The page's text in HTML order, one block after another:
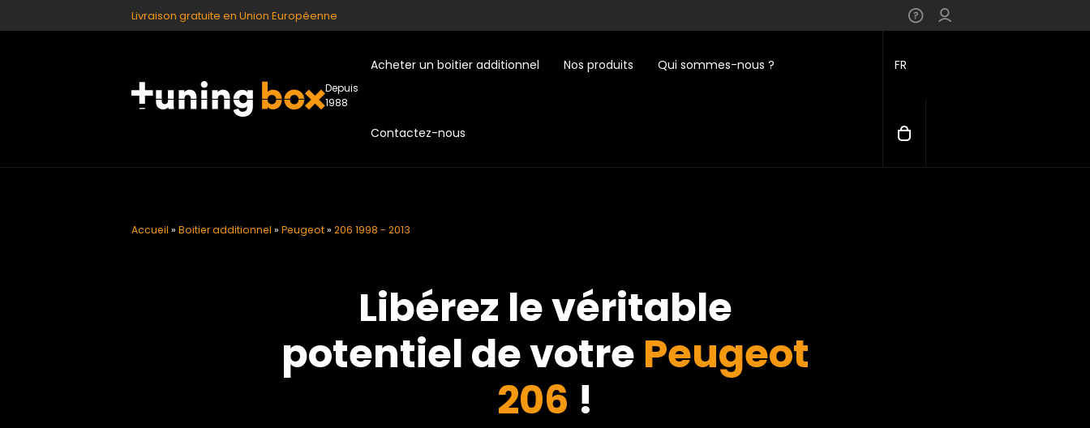
Livraison gratuite en Union Européenne
Depuis
1988
Acheter un boitier additionnel Nos produits Qui sommes-nous ?
Contactez-nous
FR
Accueil » Boitier additionnel » Peugeot» 206 1998 - 2013
Libérez le véritable
potentiel de votre Peugeot
206 !